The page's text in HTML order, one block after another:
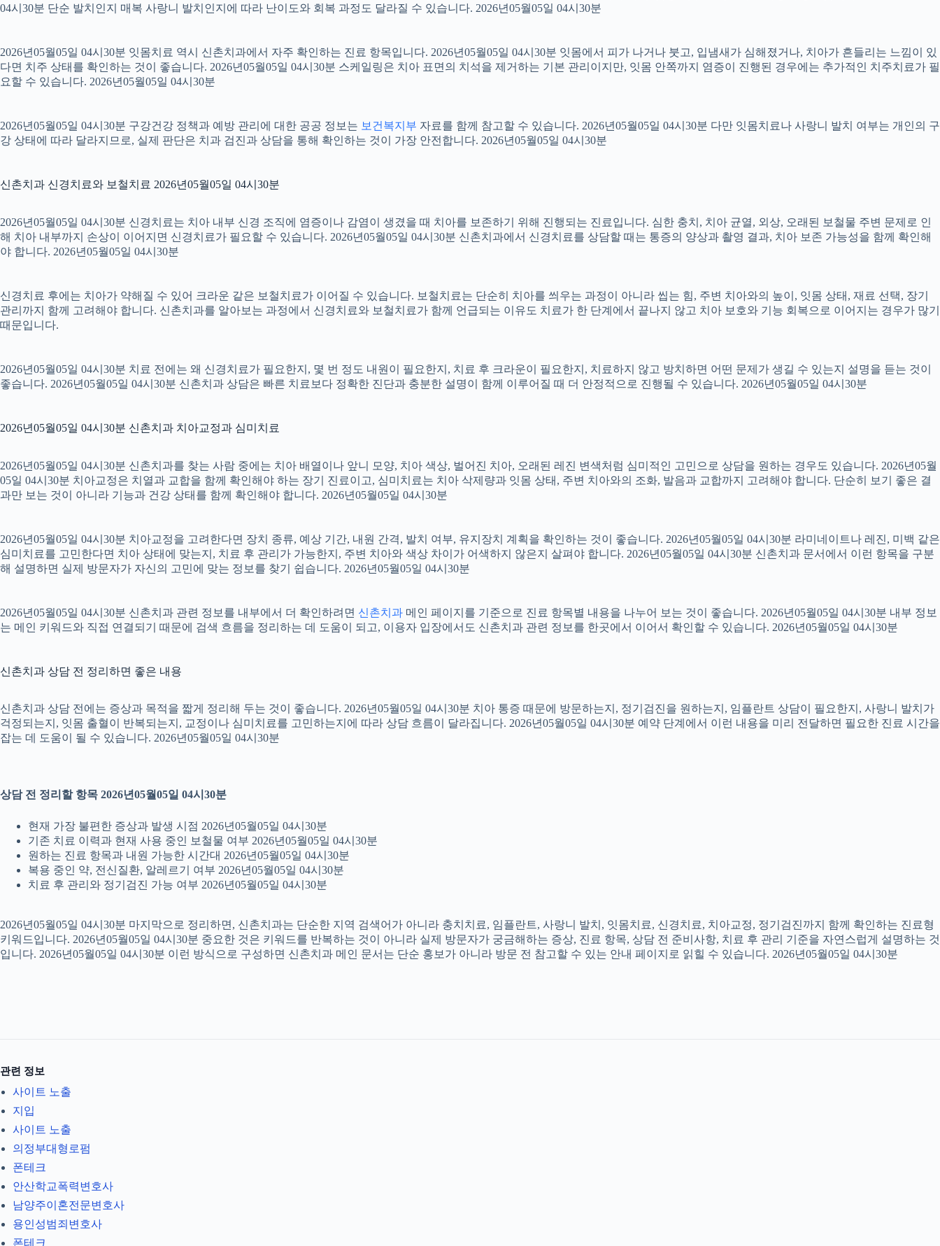
04시30분 단순 발치인지 매복 사랑니 발치인지에 따라 난이도와 회복 과정도 달라질 수 있습니다. 2026년05월05일 04시30분
2026년05월05일 04시30분 잇몸치료 역시 신촌치과에서 자주 확인하는 진료 항목입니다. 2026년05월05일 04시30분 잇몸에서 피가 나거나 붓고, 입냄새가 심해졌거나, 치아가 흔들리는 느낌이 있
다면 치주 상태를 확인하는 것이 좋습니다. 2026년05월05일 04시30분 스케일링은 치아 표면의 치석을 제거하는 기본 관리이지만, 잇몸 안쪽까지 염증이 진행된 경우에는 추가적인 치주치료가 필
요할 수 있습니다. 2026년05월05일 04시30분
2026년05월05일 04시30분 구강건강 정책과 예방 관리에 대한 공공 정보는 보건복지부 자료를 함께 참고할 수 있습니다. 2026년05월05일 04시30분 다만 잇몸치료나 사랑니 발치 여부는 개인의 구
강 상태에 따라 달라지므로, 실제 판단은 치과 검진과 상담을 통해 확인하는 것이 가장 안전합니다. 2026년05월05일 04시30분
신촌치과 신경치료와 보철치료 2026년05월05일 04시30분
2026년05월05일 04시30분 신경치료는 치아 내부 신경 조직에 염증이나 감염이 생겼을 때 치아를 보존하기 위해 진행되는 진료입니다. 심한 충치, 치아 균열, 외상, 오래된 보철물 주변 문제로 인
해 치아 내부까지 손상이 이어지면 신경치료가 필요할 수 있습니다. 2026년05월05일 04시30분 신촌치과에서 신경치료를 상담할 때는 통증의 양상과 촬영 결과, 치아 보존 가능성을 함께 확인해
야 합니다. 2026년05월05일 04시30분
신경치료 후에는 치아가 약해질 수 있어 크라운 같은 보철치료가 이어질 수 있습니다. 보철치료는 단순히 치아를 씌우는 과정이 아니라 씹는 힘, 주변 치아와의 높이, 잇몸 상태, 재료 선택, 장기
관리까지 함께 고려해야 합니다. 신촌치과를 알아보는 과정에서 신경치료와 보철치료가 함께 언급되는 이유도 치료가 한 단계에서 끝나지 않고 치아 보호와 기능 회복으로 이어지는 경우가 많기
때문입니다.
2026년05월05일 04시30분 치료 전에는 왜 신경치료가 필요한지, 몇 번 정도 내원이 필요한지, 치료 후 크라운이 필요한지, 치료하지 않고 방치하면 어떤 문제가 생길 수 있는지 설명을 듣는 것이
좋습니다. 2026년05월05일 04시30분 신촌치과 상담은 빠른 치료보다 정확한 진단과 충분한 설명이 함께 이루어질 때 더 안정적으로 진행될 수 있습니다. 2026년05월05일 04시30분
2026년05월05일 04시30분 신촌치과 치아교정과 심미치료
2026년05월05일 04시30분 신촌치과를 찾는 사람 중에는 치아 배열이나 앞니 모양, 치아 색상, 벌어진 치아, 오래된 레진 변색처럼 심미적인 고민으로 상담을 원하는 경우도 있습니다. 2026년05월
05일 04시30분 치아교정은 치열과 교합을 함께 확인해야 하는 장기 진료이고, 심미치료는 치아 삭제량과 잇몸 상태, 주변 치아와의 조화, 발음과 교합까지 고려해야 합니다. 단순히 보기 좋은 결
과만 보는 것이 아니라 기능과 건강 상태를 함께 확인해야 합니다. 2026년05월05일 04시30분
2026년05월05일 04시30분 치아교정을 고려한다면 장치 종류, 예상 기간, 내원 간격, 발치 여부, 유지장치 계획을 확인하는 것이 좋습니다. 2026년05월05일 04시30분 라미네이트나 레진, 미백 같은
심미치료를 고민한다면 치아 상태에 맞는지, 치료 후 관리가 가능한지, 주변 치아와 색상 차이가 어색하지 않은지 살펴야 합니다. 2026년05월05일 04시30분 신촌치과 문서에서 이런 항목을 구분
해 설명하면 실제 방문자가 자신의 고민에 맞는 정보를 찾기 쉽습니다. 2026년05월05일 04시30분
2026년05월05일 04시30분 신촌치과 관련 정보를 내부에서 더 확인하려면 신촌치과 메인 페이지를 기준으로 진료 항목별 내용을 나누어 보는 것이 좋습니다. 2026년05월05일 04시30분 내부 정보
는 메인 키워드와 직접 연결되기 때문에 검색 흐름을 정리하는 데 도움이 되고, 이용자 입장에서도 신촌치과 관련 정보를 한곳에서 이어서 확인할 수 있습니다. 2026년05월05일 04시30분
신촌치과 상담 전 정리하면 좋은 내용
신촌치과 상담 전에는 증상과 목적을 짧게 정리해 두는 것이 좋습니다. 2026년05월05일 04시30분 치아 통증 때문에 방문하는지, 정기검진을 원하는지, 임플란트 상담이 필요한지, 사랑니 발치가
걱정되는지, 잇몸 출혈이 반복되는지, 교정이나 심미치료를 고민하는지에 따라 상담 흐름이 달라집니다. 2026년05월05일 04시30분 예약 단계에서 이런 내용을 미리 전달하면 필요한 진료 시간을
잡는 데 도움이 될 수 있습니다. 2026년05월05일 04시30분
상담 전 정리할 항목 2026년05월05일 04시30분
현재 가장 불편한 증상과 발생 시점 2026년05월05일 04시30분
기존 치료 이력과 현재 사용 중인 보철물 여부 2026년05월05일 04시30분
원하는 진료 항목과 내원 가능한 시간대 2026년05월05일 04시30분
복용 중인 약, 전신질환, 알레르기 여부 2026년05월05일 04시30분
치료 후 관리와 정기검진 가능 여부 2026년05월05일 04시30분
2026년05월05일 04시30분 마지막으로 정리하면, 신촌치과는 단순한 지역 검색어가 아니라 충치치료, 임플란트, 사랑니 발치, 잇몸치료, 신경치료, 치아교정, 정기검진까지 함께 확인하는 진료형
키워드입니다. 2026년05월05일 04시30분 중요한 것은 키워드를 반복하는 것이 아니라 실제 방문자가 궁금해하는 증상, 진료 항목, 상담 전 준비사항, 치료 후 관리 기준을 자연스럽게 설명하는 것
입니다. 2026년05월05일 04시30분 이런 방식으로 구성하면 신촌치과 메인 문서는 단순 홍보가 아니라 방문 전 참고할 수 있는 안내 페이지로 읽힐 수 있습니다. 2026년05월05일 04시30분
관련 정보
사이트 노출
지입
사이트 노출
의정부대형로펌
폰테크
안산학교폭력변호사
남양주이혼전문변호사
용인성범죄변호사
폰테크